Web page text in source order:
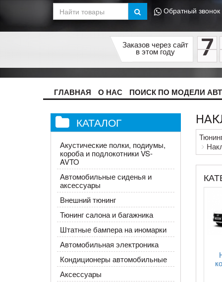
Обратный звонок
Заказов через сайт
в этом году 7
ГЛАВНАЯ О НАС ПОИСК ПО МОДЕЛИ
КАТАЛОГ
Акустические полки, подиумы,
короба и подлокотники VS-
AVTO
Автомобильные сиденья и
аксессуары
Внешний тюнинг
Тюнинг салона и багажника
Штатные бампера на иномарки
Автомобильная электроника
Кондиционеры автомобильные
Аксессуары